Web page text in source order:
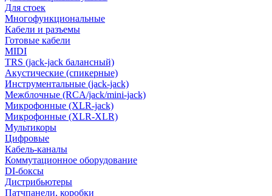
Для стоек
Многофункциональные
Кабели и разъемы
Готовые кабели
MIDI
TRS (jack-jack балансный)
Акустические (спикерные)
Инструментальные (jack-jack)
Межблочные (RCA/jack/mini-jack)
Микрофонные (XLR-jack)
Микрофонные (XLR-XLR)
Мультикоры
Цифровые
Кабель-каналы
Коммутационное оборудование
DI-боксы
Дистрибьютеры
Патчпанели, коробки